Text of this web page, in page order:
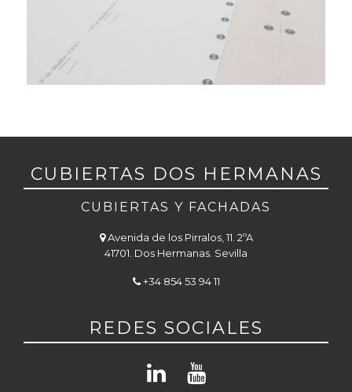
CUBIERTAS DOS HERMANAS
CUBIERTAS Y FACHADAS
Avenida de los Pirralos, 11. 2ºA
41701. Dos Hermanas. Sevilla
+34 854 53 94 11
REDES SOCIALES